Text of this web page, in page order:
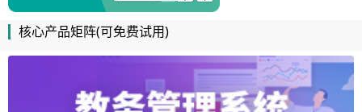
核心产品矩阵(可免费试用)